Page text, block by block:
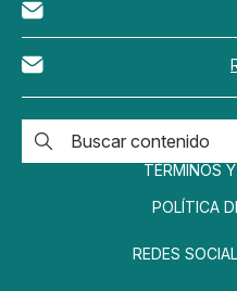
TÉRMINOS
POLÍTICA
REDES